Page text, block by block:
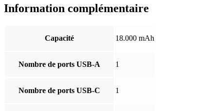
Information complémentaire
Capacité 18.000 mAh
Nombre de ports USB-A 1
Nombre de ports USB-C 1